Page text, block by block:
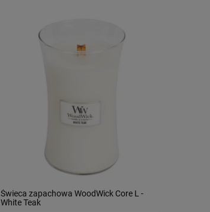
Świeca zapachowa WoodWick Core L -
White Teak